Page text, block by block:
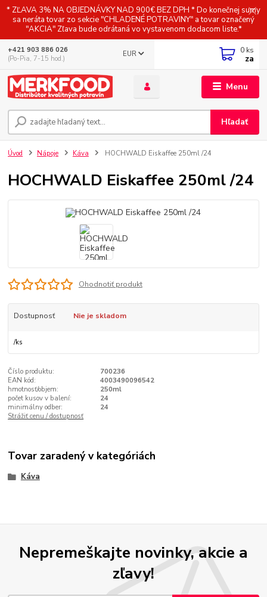
* ZĽAVA 3% NA OBJEDNÁVKY NAD 900€ BEZ DPH * Do konečnej sumy
sa neráta tovar zo sekcie "CHLADENÉ POTRAVINY" a tovar označený
"AKCIA" Zľava bude odrátaná vo vystavenom dodacom liste.*
Menu
EUR
Hľadať
+421 903 886 026
(Po-Pia, 7-15 hod.)
0 ks
za
Úvod Nápoje Káva HOCHWALD Eiskaffee 250ml /24
HOCHWALD Eiskaffee 250ml /24
Ohodnotiť produkt
Dostupnosť Nie je skladom
/ks
Číslo produktu:
700236
EAN kód:
4003490096542
hmotnosť/objem:
250ml
počet kusov v balení:
24
minimálny odber:
24
Strážiť cenu / dostupnosť
Tovar zaradený v kategóriách
Káva
Nepremeškajte novinky, akcie a
zľavy!